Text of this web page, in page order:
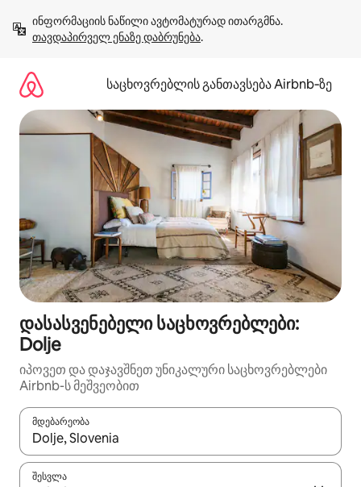
გადასვლა
თავდაპირველ ენაზე დაბრუნება.
საცხოვრებლის განთავსება Airbnb‑ზე
დასასვენებელი საცხოვრებლები:
Dolje
იპოვეთ და დაჯავშნეთ უნიკალური საცხოვრებლები
Airbnb-ს მეშვეობით
მდებარეობა
როცა შედეგები ხელმისაწვდომი გახდება, ნავიგაციისთვის
შესვლა